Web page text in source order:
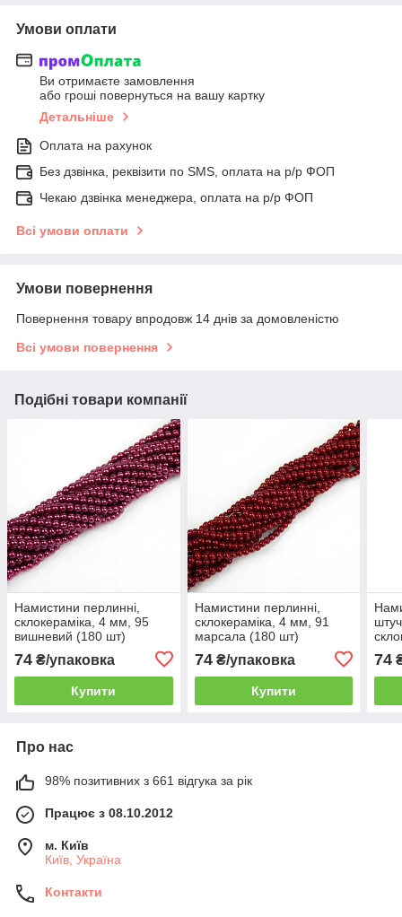
Умови оплати
Ви отримаєте замовлення
або гроші повернуться на вашу картку
Детальніше
Оплата на рахунок
Без дзвінка, реквізити по SMS, оплата на р/р ФОП
Чекаю дзвінка менеджера, оплата на р/р ФОП
Всі умови оплати
Умови повернення
Повернення товару впродовж 14 днів за домовленістю
Всі умови повернення
Подібні товари компанії
Намистини перлинні,
склокераміка, 4 мм, 95
вишневий (180 шт)
74 ₴/упаковка
Купити
Намистини перлинні,
склокераміка, 4 мм, 91
марсала (180 шт)
74₴/упаковка
Купити
74
Про нас
98% позитивних з 661 відгука за рік
Працює з 08.10.2012
м. Київ
Київ, Україна
Контакти